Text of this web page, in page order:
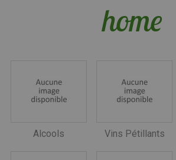
home
Alcools Vins Pétillants